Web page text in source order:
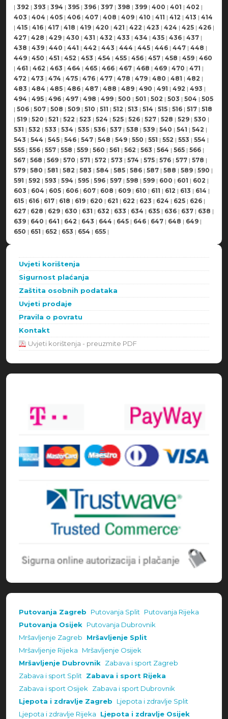
| 392 | 393 | 394 | 395 | 396 | 397 | 398 | 399 | 400 | 401 | 402 |
403 | 404 | 405 | 406 | 407 | 408 | 409 | 410 | 411 | 412 | 413 | 414
| 415 | 416 | 417 | 418 | 419 | 420 | 421 | 422 | 423 | 424 | 425 | 426 |
427 | 428 | 429 | 430 | 431 | 432 | 433 | 434 | 435 | 436 | 437 |
438 | 439 | 440 | 441 | 442 | 443 | 444 | 445 | 446 | 447 | 448 |
449 | 450 | 451 | 452 | 453 | 454 | 455 | 456 | 457 | 458 | 459 | 460
| 461 | 462 | 463 | 464 | 465 | 466 | 467 | 468 | 469 | 470 | 471 |
472 | 473 | 474 | 475 | 476 | 477 | 478 | 479 | 480 | 481 | 482 |
483 | 484 | 485 | 486 | 487 | 488 | 489 | 490 | 491 | 492 | 493 |
494 | 495 | 496 | 497 | 498 | 499 | 500 | 501 | 502 | 503 | 504 | 505
| 506 | 507 | 508 | 509 | 510 | 511 | 512 | 513 | 514 | 515 | 516 | 517 | 518
| 519 | 520 | 521 | 522 | 523 | 524 | 525 | 526 | 527 | 528 | 529 | 530 |
531 | 532 | 533 | 534 | 535 | 536 | 537 | 538 | 539 | 540 | 541 | 542 |
543 | 544 | 545 | 546 | 547 | 548 | 549 | 550 | 551 | 552 | 553 | 554 |
555 | 556 | 557 | 558 | 559 | 560 | 561 | 562 | 563 | 564 | 565 | 566 |
567 | 568 | 569 | 570 | 571 | 572 | 573 | 574 | 575 | 576 | 577 | 578 |
579 | 580 | 581 | 582 | 583 | 584 | 585 | 586 | 587 | 588 | 589 | 590 |
591 | 592 | 593 | 594 | 595 | 596 | 597 | 598 | 599 | 600 | 601 | 602 |
603 | 604 | 605 | 606 | 607 | 608 | 609 | 610 | 611 | 612 | 613 | 614 |
615 | 616 | 617 | 618 | 619 | 620 | 621 | 622 | 623 | 624 | 625 | 626 |
627 | 628 | 629 | 630 | 631 | 632 | 633 | 634 | 635 | 636 | 637 | 638 |
639 | 640 | 641 | 642 | 643 | 644 | 645 | 646 | 647 | 648 | 649 |
650 | 651 | 652 | 653 | 654 | 655 |
Uvjeti korištenja
Sigurnost plaćanja
Zaštita osobnih podataka
Uvjeti prodaje
Pravila o povratu
Kontakt
Uvjeti korištenja - preuzmite PDF
Putovanja Zagreb Putovanja Split Putovanja Rijeka
Putovanja Osijek Putovanja Dubrovnik
Mršavljenje Zagreb
Mršavljenje Split
Mršavljenje Rijeka
Mršavljenje Osijek
Mršavljenje Dubrovnik Zabava i sport Zagreb
Zabava i sport Split Zabava i sport Rijeka
Zabava i sport Osijek Zabava i sport Dubrovnik
Ljepota i zdravlje Zagreb
Ljepota i zdravlje Split
Ljepota i zdravlje Rijeka
Ljepota i zdravlje Osijek